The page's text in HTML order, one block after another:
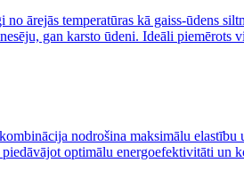
ārejās temperatūras kā gaiss-ūdens
gan karsto ūdeni. Ideāli piemērots
nodrošina maksimālu
optimālu energoefektivitāti un